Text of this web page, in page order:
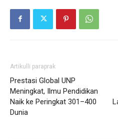
Artikulli paraprak
Prestasi Global UNP
Meningkat, Ilmu Pendidikan
Naik ke Peringkat 301–400
Dunia